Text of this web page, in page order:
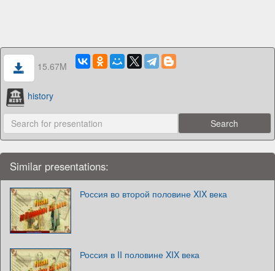
15.67M
history
Similar presentations:
Россия во второй половине XIX века
Россия в II половине XIX века